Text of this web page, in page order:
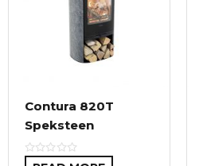
Contura 820T
Speksteen